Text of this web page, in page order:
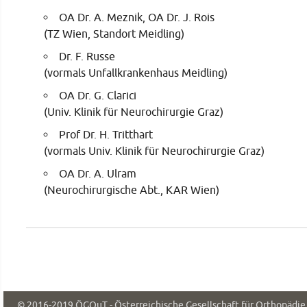
OA Dr. A. Meznik, OA Dr. J. Rois
(TZ Wien, Standort Meidling)
Dr. F. Russe
(vormals Unfallkrankenhaus Meidling)
OA Dr. G. Clarici
(Univ. Klinik für Neurochirurgie Graz)
Prof Dr. H. Tritthart
(vormals Univ. Klinik für Neurochirurgie Graz)
OA Dr. A. Ulram
(Neurochirurgische Abt., KAR Wien)